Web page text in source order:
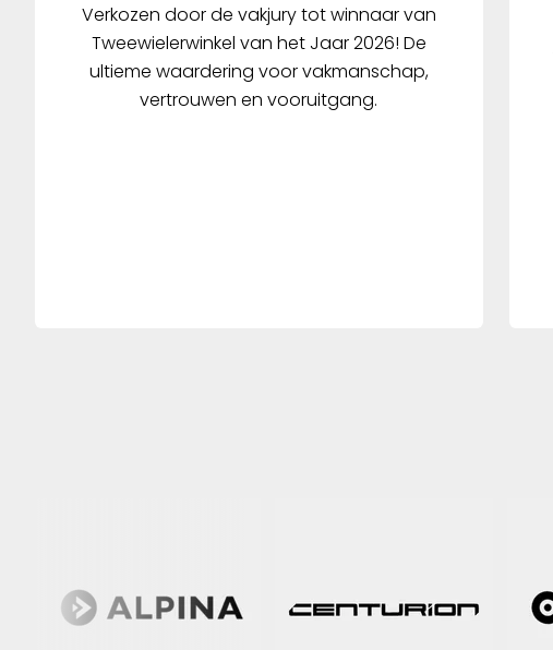
Verkozen door de vakjury tot winnaar van
Tweewielerwinkel van het Jaar 2026! De
ultieme waardering voor vakmanschap,
vertrouwen en vooruitgang.